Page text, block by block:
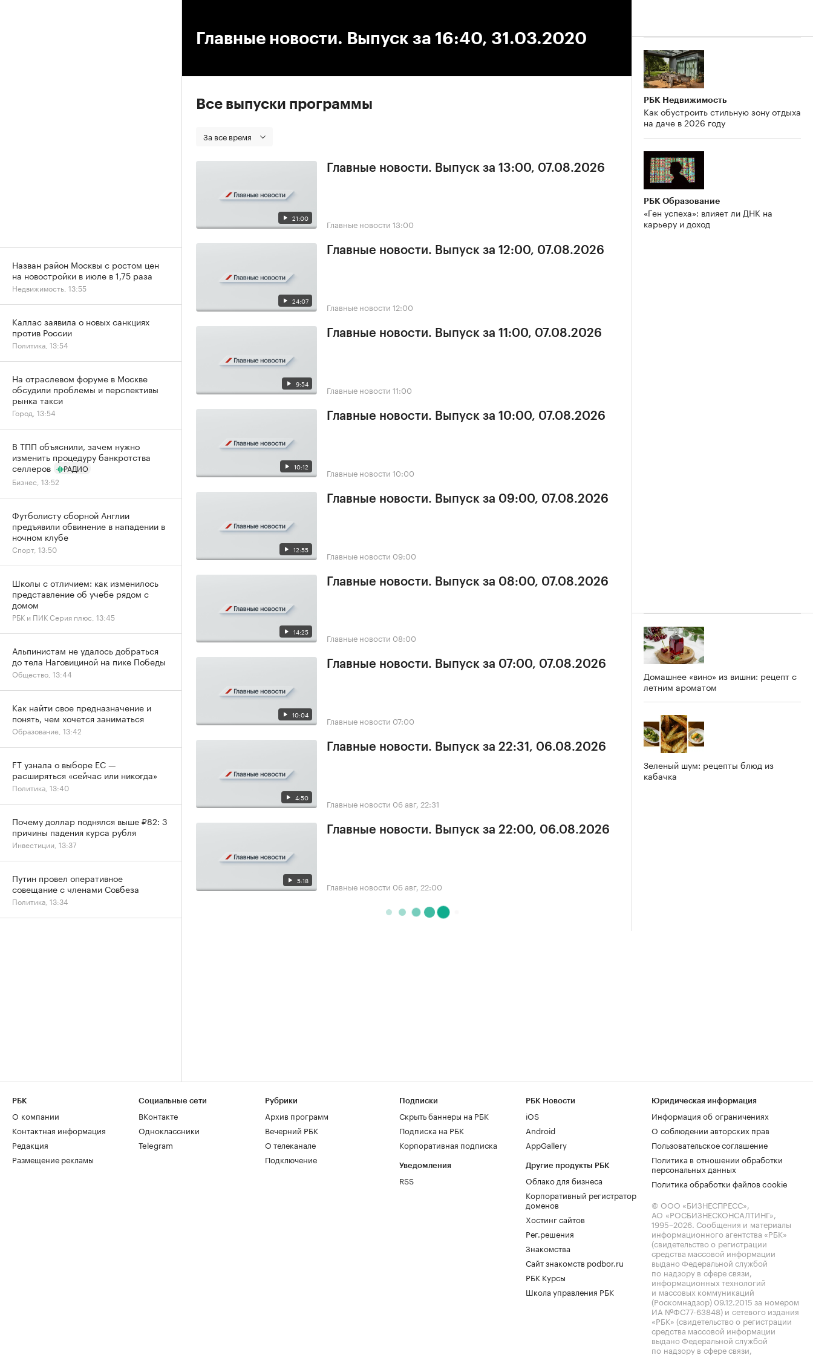
Главные новости. Выпуск за 16:40, 31.03.2020
Все выпуски программы
За все время
21:00
Главные новости. Выпуск за 13:00, 07.08.2026
Главные новости 13:00
24:07
Главные новости. Выпуск за 12:00, 07.08.2026
Главные новости 12:00
9:54
Главные новости. Выпуск за 11:00, 07.08.2026
Главные новости 11:00
10:12
Главные новости. Выпуск за 10:00, 07.08.2026
Главные новости 10:00
12:55
Главные новости. Выпуск за 09:00, 07.08.2026
Главные новости 09:00
14:25
Главные новости. Выпуск за 08:00, 07.08.2026
Главные новости 08:00
10:04
Главные новости. Выпуск за 07:00, 07.08.2026
Главные новости 07:00
4:50
Главные новости. Выпуск за 22:31, 06.08.2026
Главные новости 06 авг, 22:31
5:18
Главные новости. Выпуск за 22:00, 06.08.2026
Главные новости 06 авг, 22:00
РБК Недвижимость
Как обустроить стильную зону отдыха
на даче в 2026 году
РБК Образование
«Ген успеха»: влияет ли ДНК на
карьеру и доход
Домашнее «вино» из вишни: рецепт с
летним ароматом
Зеленый шум: рецепты блюд из
кабачка
Назван район Москвы с ростом цен
на новостройки в июле в 1,75 раза
Недвижимость, 13:55
Каллас заявила о новых санкциях
против России
Политика, 13:54
На отраслевом форуме в Москве
обсудили проблемы и перспективы
рынка такси
Город, 13:54
В ТПП объяснили, зачем нужно
изменить процедуру банкротства
селлеров
РАДИО
Бизнес, 13:52
Футболисту сборной Англии
предъявили обвинение в нападении в
ночном клубе
Спорт, 13:50
Школы с отличием: как изменилось
представление об учебе рядом с
домом
РБК и ПИК Серия плюс, 13:45
Альпинистам не удалось добраться
до тела Наговициной на пике Победы
Общество, 13:44
Как найти свое предназначение и
понять, чем хочется заниматься
Образование, 13:42
FT узнала о выборе ЕС —
расширяться «сейчас или никогда»
Политика, 13:40
Почему доллар поднялся выше ₽82: 3
причины падения курса рубля
Инвестиции, 13:37
Путин провел оперативное
совещание с членами Совбеза
Политика, 13:34
РБК
О компании
Контактная информация
Редакция
Размещение рекламы
Социальные сети
ВКонтакте
Одноклассники
Telegram
Рубрики
Архив программ
Вечерний РБК
О телеканале
Подключение
Подписки
Скрыть баннеры на РБК
Подписка на РБК
Корпоративная подписка
Уведомления
RSS
РБК Новости
iOS
Android
AppGallery
Другие продукты РБК
Облако для бизнеса
Корпоративный регистратор
доменов
Хостинг сайтов
Рег.решения
Знакомства
Сайт знакомств podbor.ru
РБК Курсы
Школа управления РБК
Юридическая информация
Информация об ограничениях
О соблюдении авторских прав
Пользовательское соглашение
Политика в отношении обработки
персональных данных
Политика обработки файлов cookie
© ООО «БИЗНЕСПРЕСС»,
АО «РОСБИЗНЕСКОНСАЛТИНГ»,
1995–2026. Сообщения и материалы
информационного агентства «РБК»
(свидетельство о регистрации
средства массовой информации
выдано Федеральной службой
по надзору в сфере связи,
информационных технологий
и массовых коммуникаций
(Роскомнадзор) 09.12.2015 за номером
ИА №ФС77-63848) и сетевого издания
«РБК» (свидетельство о регистрации
средства массовой информации
выдано Федеральной службой
по надзору в сфере связи,